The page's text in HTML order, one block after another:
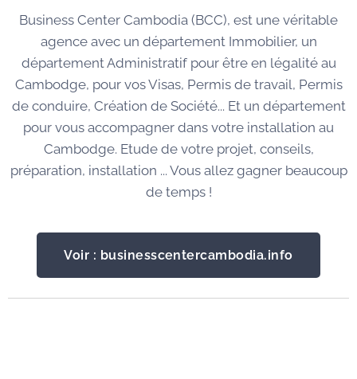
Business Center Cambodia (BCC), est une véritable
agence avec un département Immobilier, un
département Administratif pour être en légalité au
Cambodge, pour vos Visas, Permis de travail, Permis
de conduire, Création de Société... Et un département
pour vous accompagner dans votre installation au
Cambodge. Etude de votre projet, conseils,
préparation, installation ... Vous allez gagner beaucoup
de temps !
Voir : businesscentercambodia.info